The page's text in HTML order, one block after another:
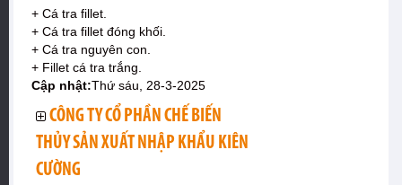
+ Cá tra fillet.
+ Cá tra fillet đóng khối.
+ Cá tra nguyên con.
+ Fillet cá tra trắng.
Cập nhật:Thứ sáu, 28-3-2025
CÔNG TY CỔ PHẦN CHẾ BIẾN
THỦY SẢN XUẤT NHẬP KHẨU KIÊN
CƯỜNG